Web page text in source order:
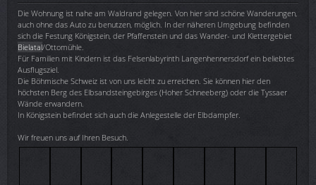
Die Wohnung ist nahe am Waldrand gelegen. Von hier sind schöne Wanderungen,
auch ohne das Auto zu benutzen, möglich. In der näheren Umgebung befinden
sich die Festung Königstein, der Pfaffenstein und das Wander- und Klettergebiet
Bielatal/Ottomühle.
Für Familien mit Kindern ist das Felsenlabyrinth Langenhennersdorf ein beliebtes
Ausflugsziel.
Die Böhmische Schweiz ist von uns leicht zu erreichen. Sie können hier den
höchsten Berg des Elbsandsteingebirges (Hoher Schneeberg) oder die Tyssaer
Wände erwandern.
In Königstein befindet sich auch die Anlegestelle der Elbdampfer.
Wir freuen uns auf Ihren Besuch.